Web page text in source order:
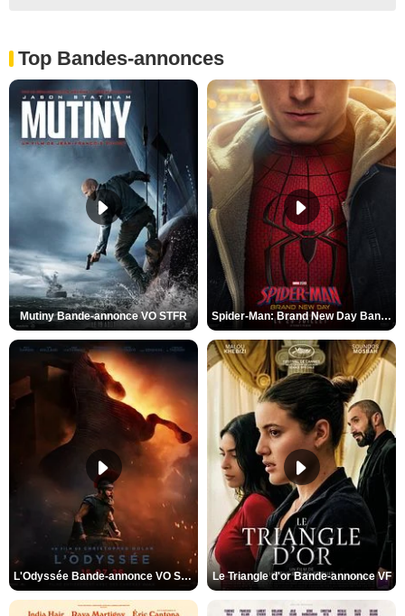
Top Bandes-annonces
Mutiny Bande-annonce VO STFR Spider-Man: Brand New Day Bande-annonce VO STFR
L'Odyssée Bande-annonce VO STFR Le Triangle d'or Bande-annonce VF